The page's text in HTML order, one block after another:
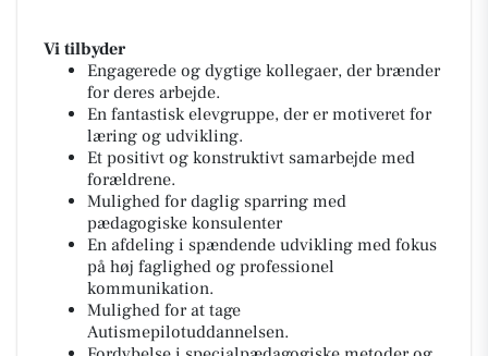
Vi tilbyder
Engagerede og dygtige kollegaer, der brænder
for deres arbejde.
En fantastisk elevgruppe, der er motiveret for
læring og udvikling.
Et positivt og konstruktivt samarbejde med
forældrene.
Mulighed for daglig sparring med
pædagogiske konsulenter
En afdeling i spændende udvikling med fokus
på høj faglighed og professionel
kommunikation.
Mulighed for at tage
Autismepilotuddannelsen.